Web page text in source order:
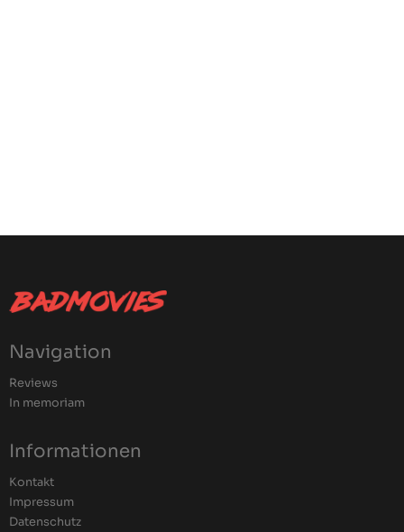
Navigation
Reviews
In memoriam
Informationen
Kontakt
Impressum
Datenschutz